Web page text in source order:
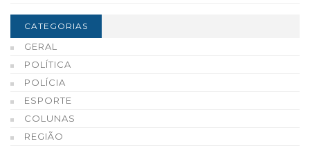
CATEGORIAS
GERAL
POLÍTICA
POLÍCIA
ESPORTE
COLUNAS
REGIÃO